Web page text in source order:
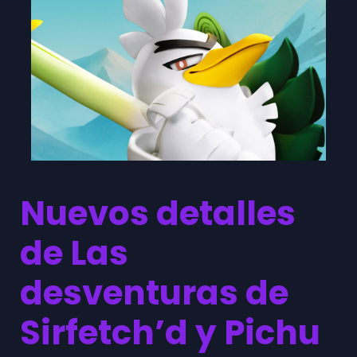
Nuevos detalles
de Las
desventuras de
Sirfetch’d y Pichu